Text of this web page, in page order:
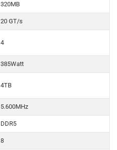
320MB
20 GT/s
4
385Watt
4TB
5.600MHz
DDR5
8